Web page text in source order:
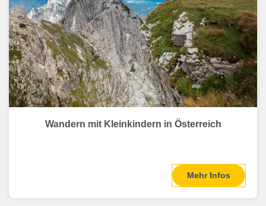
Wandern mit Kleinkindern in Österreich
Mehr Infos